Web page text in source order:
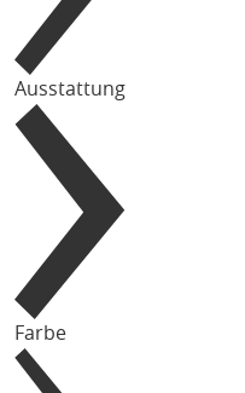
Ausstattung
Farbe